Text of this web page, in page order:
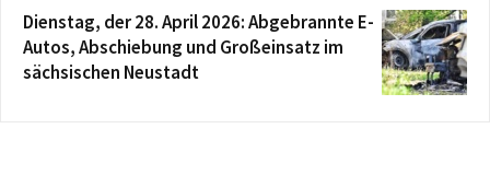
Dienstag, der 28. April 2026: Abgebrannte E-
Autos, Abschiebung und Großeinsatz im
sächsischen Neustadt